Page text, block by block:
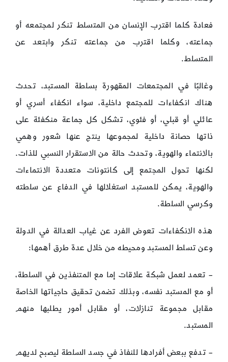
فعادة كلما اقترب الإنسان من المتسلط تنكر لمجتمعه أو
جماعته، وكلما اقترب من جماعته تنكر وابتعد عن
المتسلط.
وغالبًا في المجتمعات المقهورة بسلطة المستبد، تحدث
هناك انكفاءات للمجتمع داخلية، سواء انكفاء أسري أو
عائلي أو قبلي، أو فئوي، تشكل كل جماعة منكفئة على
ذاتها حصانة داخلية لمجموعها ينتج عنها شعور وهمي
بالانتماء والهوية، وتحدث حالة من الاستقرار النسبي للذات.
لكنها تحول المجتمع إلى كانتونات متعددة الانتماءات
والهوية، يمكن للمستبد استغلالها في الدفاع عن سلطته
وكرسي السلطة.
هذه الانكفاءات تعوض الفرد عن غياب العدالة في الدولة
وعن تسلط المستبد ومحيطه من خلال عدة طرق أهمها:
– تعمد لعمل شبكة علاقات إما مع المتنفذين في السلطة،
أو مع المستبد نفسه، وبذلك تضمن تحقيق حاجياتها الخاصة
مقابل مجموعة تنازلات، أو مقابل أمور يطلبها منهم
المستبد.
– تدفع ببعض أفرادها للنفاذ في جسد السلطة ليصبح لديهم